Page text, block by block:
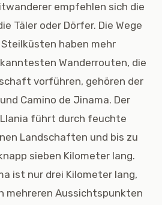
empfehlen sich die
Täler oder Dörfer. Die Wege
haben mehr
Wanderrouten, die
vorführen, gehören der
Camino de Jinama. Der
führt durch feuchte
Landschaften und bis zu
sieben Kilometer lang.
ist nur drei Kilometer lang,
mehreren Aussichtspunkten